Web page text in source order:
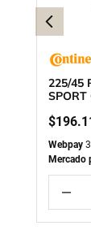
225/45
SPORT
$196.
Webpay
Mercado
－